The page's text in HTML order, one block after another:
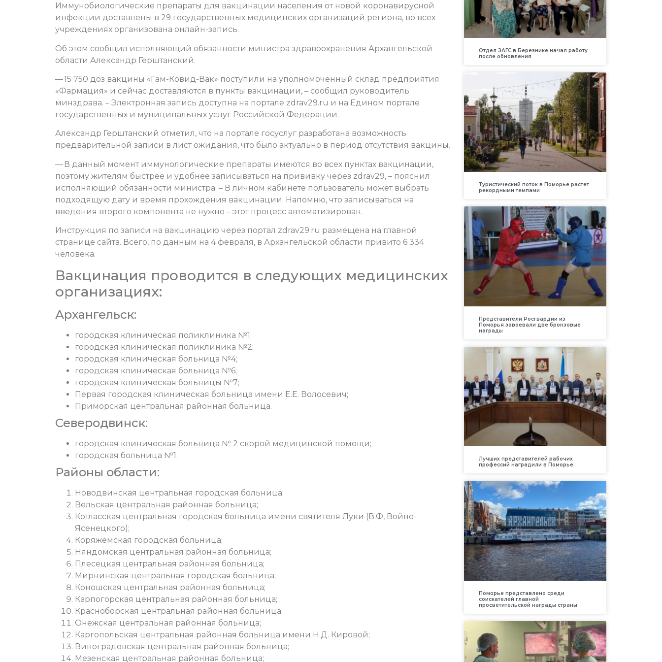
Иммунобиологические препараты для вакцинации населения от новой коронавирусной
инфекции доставлены в 29 государственных медицинских организаций региона, во всех
учреждениях организована онлайн-запись.
Об этом сообщил исполняющий обязанности министра здравоохранения Архангельской
области Александр Герштанский.
— 15 750 доз вакцины «Гам-Ковид-Вак» поступили на уполномоченный склад предприятия
«Фармация» и сейчас доставляются в пункты вакцинации, – сообщил руководитель
минздрава. – Электронная запись доступна на портале zdrav29.ru и на Едином портале
государственных и муниципальных услуг Российской Федерации.
Александр Герштанский отметил, что на портале госуслуг разработана возможность
предварительной записи в лист ожидания, что было актуально в период отсутствия вакцины.
— В данный момент иммунологические препараты имеются во всех пунктах вакцинации,
поэтому жителям быстрее и удобнее записываться на прививку через zdrav29, – пояснил
исполняющий обязанности министра. – В личном кабинете пользователь может выбрать
подходящую дату и время прохождения вакцинации. Напомню, что записываться на
введения второго компонента не нужно – этот процесс автоматизирован.
Инструкция по записи на вакцинацию через портал zdrav29.ru размещена на главной
странице сайта. Всего, по данным на 4 февраля, в Архангельской области привито 6 334
человека.
Вакцинация проводится в следующих медицинских
организациях:
Архангельск:
городская клиническая поликлиника №1;
городская клиническая поликлиника №2;
городская клиническая больница №4;
городская клиническая больница №6;
городская клиническая больницы №7;
Первая городская клиническая больница имени Е.Е. Волосевич;
Приморская центральная районная больница.
Северодвинск:
городская клиническая больница № 2 скорой медицинской помощи;
городская больница №1.
Районы области:
Новодвинская центральная городская больница;
Вельская центральная районная больница;
Котласская центральная городская больница имени святителя Луки (В.Ф, Войно-
Ясенецкого);
Коряжемская городская больница;
Няндомская центральная районная больница;
Плесецкая центральная районная больница;
Мирнинская центральная городская больница;
Коношская центральная районная больница;
Карпогорская центральная районная больница;
Красноборская центральная районная больница;
Онежская центральная районная больница;
Каргопольская центральная районная больница имени Н.Д. Кировой;
Виноградовская центральная районная больница;
Мезенская центральная районная больница;
Отдел ЗАГС в Березнике начал работу
после обновления
Туристический поток в Поморье растет
рекордными темпами
Представители Росгвардии из
Поморья завоевали две бронзовые
награды
Лучших представителей рабочих
профессий наградили в Поморье
Поморье представлено среди
соискателей главной
просветительской награды страны